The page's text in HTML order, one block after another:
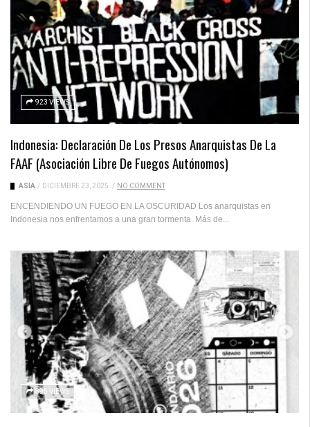
923 VIEWS
Indonesia: Declaración De Los Presos Anarquistas De La
FAAF (Asociación Libre De Fuegos Autónomos)
ASIA / DICIEMBRE 23, 2025 / NO COMMENT
ENCENDIENDO UN FUEGO EN LA OSCURIDAD Los anarquistas en
Indonesia nos enfrentamos a una gran tormenta. Más de...
895 VIEWS